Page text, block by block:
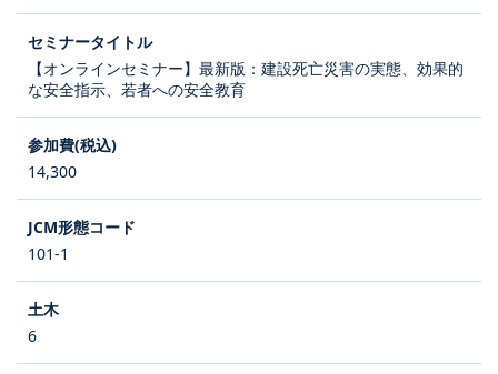
【オンラインセミナー】最新版：建設死亡災害の実態、効果的
な安全指示、若者への安全教育
14,300
101-1
6